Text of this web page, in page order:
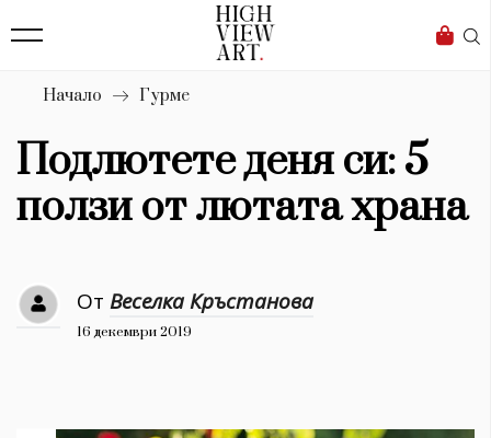
Бизнес
Мода
Dialogue
Изкуство
4339
Красота
777
Начало Гурме
Подлютете деня си: 5
ползи от лютата храна
От Веселка Кръстанова
16 декември 2019